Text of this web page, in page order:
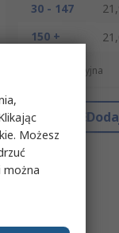
30 - 147
150 +
*cena orientacyjna
Możesz
można